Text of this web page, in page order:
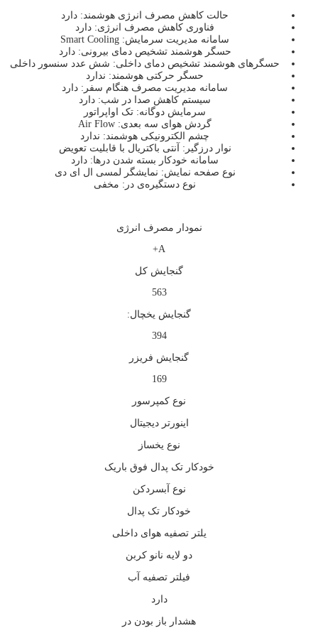
حالت کاهش مصرف انرژی هوشمند: دارد
فناوری کاهش مصرف انرژی: دارد
سامانه مدیریت سرمایش: Smart Cooling
حسگر هوشمند تشخیص دمای بیرونی: دارد
حسگرهای هوشمند تشخیص دمای داخلی: شش عدد سنسور داخلی
حسگر حرکتی هوشمند: ندارد
سامانه مدیریت مصرف هنگام سفر: دارد
سیستم کاهش صدا در شب: دارد
سرمایش دوگانه: تک اواپراتور
گردش هوای سه بعدی: Air Flow
چشم الكترونيكی هوشمند: ندارد
نوار درزگیر: آنتی باکتریال با قابلیت تعویض
سامانه خودکار بسته شدن درها: دارد
نوع صفحه نمايش: نمایشگر لمسی ال ای دی
نوع دستگیره‌ی در: مخفی
نمودار مصرف انرژی
A+
گنجایش کل
563
گنجایش یخچال:
394
گنجایش فریزر
169
نوع کمپرسور
اینورتر دیجیتال
نوع یخساز
خودکار تک پدال فوق باریک
نوع آبسردکن
خودکار تک پدال
یلتر تصفیه هوای داخلی
دو لایه نانو کربن
فیلتر تصفیه آب
دارد
هشدار باز بودن در